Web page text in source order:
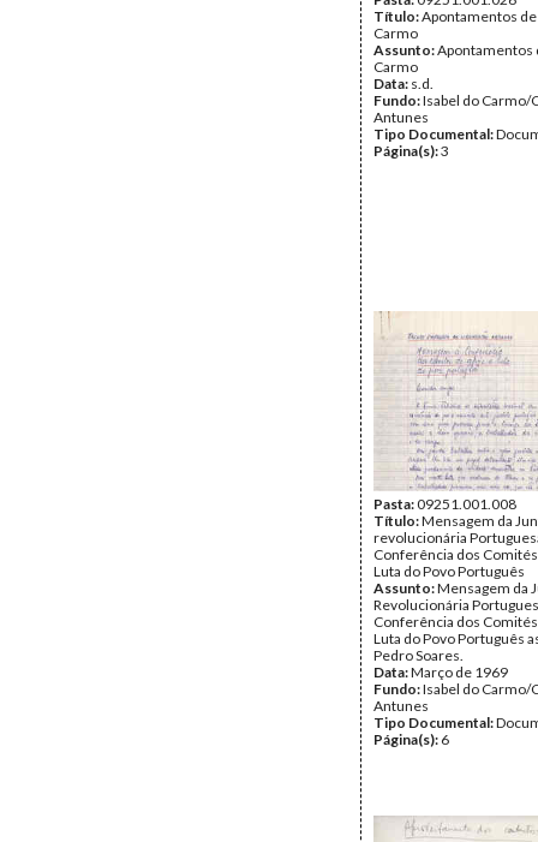
Título:Apontamentos de
Carmo
Assunto:Apontamentos
Carmo
Data: s.d.
Fundo:Isabel do Carmo/
Antunes
Tipo Documental:
Página(s):3
Pasta:09251.001.008
Título:Mensagem da
revolucionária
Conferência dos
Luta do Povo Português
Assunto:Mensagem da
Revolucionária
Conferência dos
Luta do Povo Português
Pedro Soares.
Data:Março de 1969
Fundo:Isabel do Carmo/
Antunes
Tipo Documental:
Página(s): 6